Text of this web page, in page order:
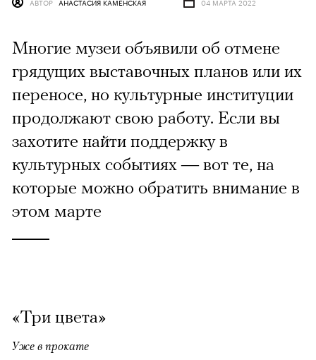
АВТОР АНАСТАСИЯ КАМЕНСКАЯ 04 МАРТА 2022
Многие музеи объявили об отмене
грядущих выставочных планов или их
переносе, но культурные институции
продолжают свою работу. Если вы
захотите найти поддержку в
культурных событиях — вот те, на
которые можно обратить внимание в
этом марте
«Три цвета»
Уже в прокате